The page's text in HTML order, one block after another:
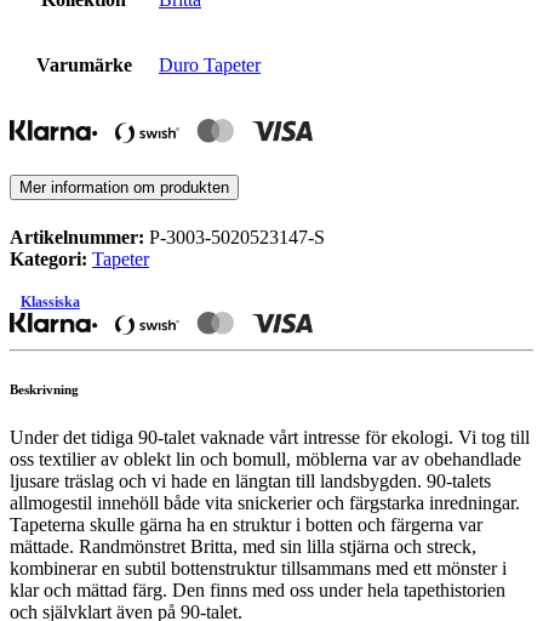
Varumärke Duro Tapeter
Mer information om produkten
Artikelnummer: P-3003-5020523147-S
Kategori: Tapeter
Klassiska
Beskrivning
Under det tidiga 90-talet vaknade vårt intresse för ekologi. Vi tog till
oss textilier av oblekt lin och bomull, möblerna var av obehandlade
ljusare träslag och vi hade en längtan till landsbygden. 90-talets
allmogestil innehöll både vita snickerier och färgstarka inredningar.
Tapeterna skulle gärna ha en struktur i botten och färgerna var
mättade. Randmönstret Britta, med sin lilla stjärna och streck,
kombinerar en subtil bottenstruktur tillsammans med ett mönster i
klar och mättad färg. Den finns med oss under hela tapethistorien
och självklart även på 90-talet.